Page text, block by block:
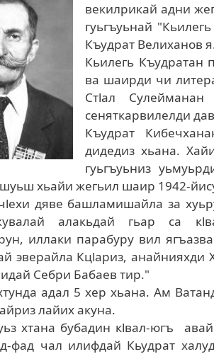
векилрикай адни
гуьгъуьнай
Къудрат Велиханов
Кьилегь Къудратан
ва шаирди чи
Стlал
сеняткарвилелди
Къудрат
дидедиз хьана.
гуьгъуьниз
хьайи жегьил шаир 1942-
дяве башламишайла за
алакьдай гьар са
иллаки парабуру вил
эверайла Кцlариз, анайнияхди
Себри Бабаев тир."
адал 5 хер хьана. Ам
лайих акуна.
хтана бубадин кlвал-югъ
фад чал илифдай Кьудрат